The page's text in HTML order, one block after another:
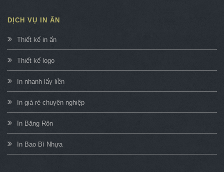
DỊCH VỤ IN ẤN
Thiết kế in ấn
Thiết kế logo
In nhanh lấy liền
In giá rẻ chuyên nghiệp
In Băng Rôn
In Bao Bì Nhựa